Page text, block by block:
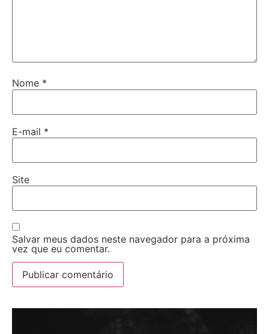
Nome *
E-mail *
Site
Salvar meus dados neste navegador para a próxima
vez que eu comentar.